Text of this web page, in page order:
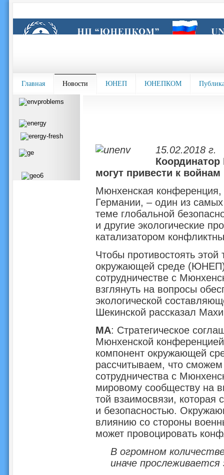
Главная Новости ЮНЕП ЮНЕПКОМ
15.02.2018 г.
могут привести к
Мюнхенская конференция,
Германии, – один из
теме глобальной
и другие экологические
катализатором
Чтобы противостоять
окружающей среде
сотрудничестве с
взглянуть на вопросы
экологической
Шекинской рассказал
МА: Стратегическое
Мюнхенской
компонент окружающей
рассчитываем, что
сотрудничества с
мировому сообществу на
той взаимосвязи,
и безопасностью.
влиянию со стороны
может провоцировать
В огромном
иначе